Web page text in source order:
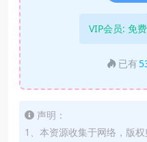
VIP会员: 免费
已有
声明：
1、本资源收集于网络，版权